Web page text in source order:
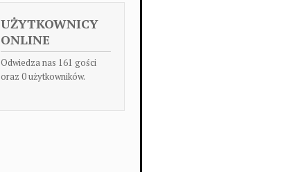
UŻYTKOWNICY
ONLINE
Odwiedza nas 161 gości
oraz 0 użytkowników.